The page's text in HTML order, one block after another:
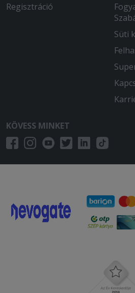
Regisztráció
Süti
KÖVESS MINKET